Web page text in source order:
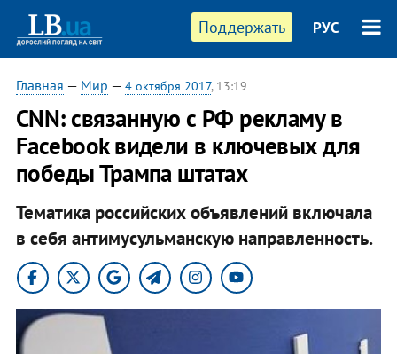
Поддержать РУС
Главная — Мир — 4 октября 2017, 13:19
CNN: связанную с РФ рекламу в
Facebook видели в ключевых для
победы Трампа штатах
Тематика российских объявлений включала
в себя антимусульманскую направленность.